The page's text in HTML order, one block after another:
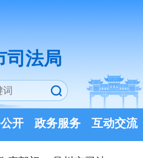
司法局
开 政务服务 互动交流